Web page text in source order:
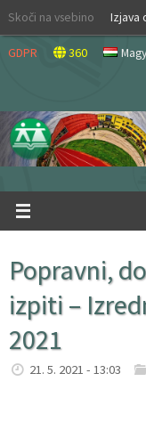
Skip
content
Skoči na vsebino Izjava
GDPR 360
Popravni,
izpiti –
2021
21. 5. 2021 - 13:03